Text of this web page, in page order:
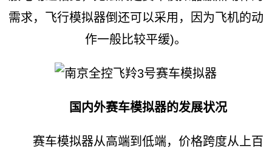
需求，飞行模拟器倒还可以采用，因为飞机的动
作一般比较平缓)。
国内外赛车模拟器的发展状况
赛车模拟器从高端到低端，价格跨度从上百